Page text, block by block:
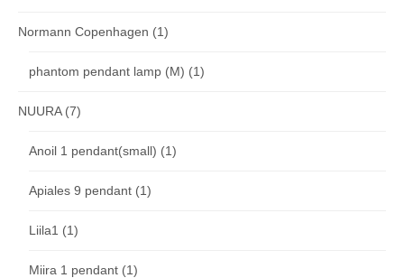
Normann Copenhagen (1)
phantom pendant lamp (M) (1)
NUURA(7)
Anoil 1 pendant(small) (1)
Apiales 9 pendant (1)
Liila1 (1)
Miira 1 pendant (1)